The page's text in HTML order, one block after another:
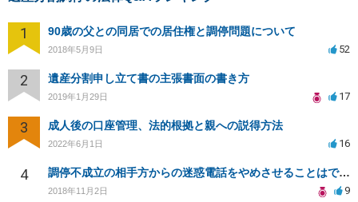
1 90歳の父との同居での居住権と調停問題について
2018年5月9日 52
2 遺産分割申し立て書の主張書面の書き方
2019年1月29日 17
3 成人後の口座管理、法的根拠と親への説得方法
2022年6月1日 16
4 調停不成立の相手方からの迷惑電話をやめさせることはできますか？
2018年11月2日 9